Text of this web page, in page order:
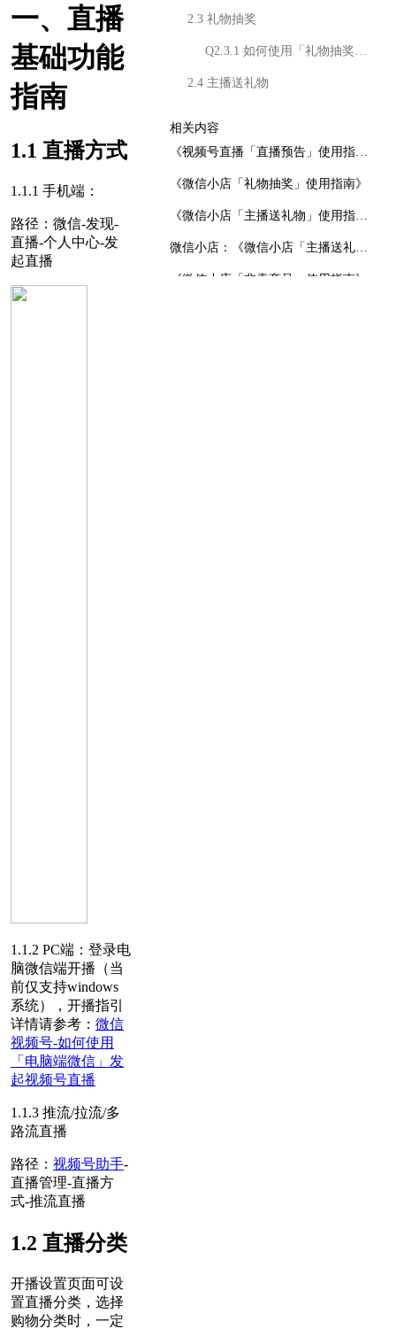
一、直播
基础功能
指南
1.1 直播方式
1.1.1 手机端：
路径：微信-发现-
直播-个人中心-发
起直播
1.1.2 PC端：登录电
脑微信端开播（当
前仅支持windows
系统），开播指引
详情请参考： 微信
视频号-如何使用
「电脑端微信」发
起视频号直播
1.1.3 推流/拉流/多
路流直播
路径： 视频号助手-
直播管理-直播方
式-推流直播
1.2 直播分类
开播设置页面可设
置直播分类，选择
购物分类时，一定
2.3 礼物抽奖
Q2.3.1 如何使用「礼物抽奖」？
2.4 主播送礼物
2.5 投流工具
Q2.5.1 如何使用投流工具？
Q2.5.2 加热直播间时提醒「当前主播可能存在违规行为，暂时不能被加热」，该如何解决？
2.6 数据看板
Q2.6.1 在哪查看直播的数据？
相关内容
《视频号直播「直播预告」使用指南》
《微信小店「礼物抽奖」使用指南》
《微信小店「主播送礼物」使用指南》
微信小店：《微信小店「主播送礼」商家为主播发放礼物使用指南》
《微信小店「非卖商品」使用指南》